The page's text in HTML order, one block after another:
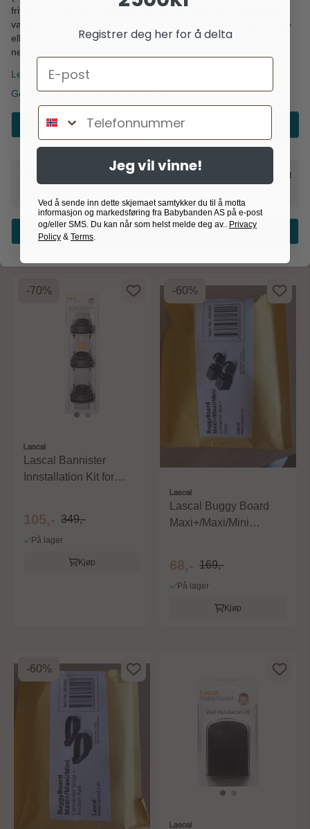
Lascal Bannister
Innstallation Kit for
132,- 329,-
På lager
Kjøp
Lascal Bannister
Innstallation Kit for
grinddel, Sort
132,- 329,-
På lager
Kjøp
-70%
Lascal
Lascal Bannister
Innstallation Kit for
105,- 349,-
På lager
Kjøp
-60%
Lascal
Lascal Buggy Board
Maxi+/Maxi/Mini
68,- 169,-
På lager
Kjøp
-60%
Lascal
frivillig. Du kan velge å godta alle, avvise valgfrie, eller tilpasse
valgene dine per kategori nedenfor. Du kan når som helst endre
eller trekke tilbake dine samtykker via lenken «personvern»
nederst på nettsiden vår.
Les mer om informasjonskapsler
Googles retningslinjer for personvern
Godta nødvendig
Markedsføring Egendefinert
Bekreft valg
Registrer deg her for å delta
Email
Telefonnummer
Jeg vil vinne!
Ved å sende inn dette skjemaet samtykker du til å motta
informasjon og markedsføring fra Babybanden AS på e-post
og/eller SMS. Du kan når som helst melde deg av.. Privacy
Policy & Terms.